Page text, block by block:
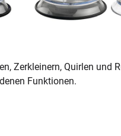
Zerkleinern, Quirlen und
Funktionen.